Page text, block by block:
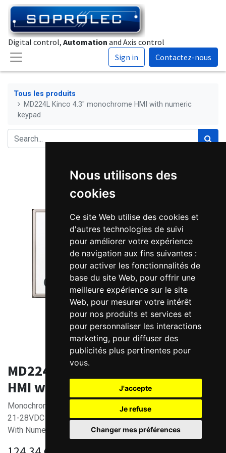
Nous utilisons des
cookies
Ce site Web utilise des cookies et
d'autres technologies de suivi
pour améliorer votre expérience
de navigation aux fins suivantes :
pour activer les fonctionnalités de
base du site Web, pour offrir une
meilleure expérience sur le site
Web, pour mesurer votre intérêt
pour nos produits et services et
pour personnaliser les interactions
marketing, pour diffuser des
publicités plus pertinentes pour
vous.
J'accepte
Je refuse
Changer mes préférences
Digital control, Automation and Axis control
Sign in
Contactez-nous
Tous les produits
MD224L Kinco 4.3" monochrome HMI with numeric
keypad
MD224L Kinco 4.3" monochrome
HMI with numeric keypad
Monochrome HMI screen - 4.3" - 192x64 - 1 serial port -
21-28VDC
With Numeric keypad and Functions